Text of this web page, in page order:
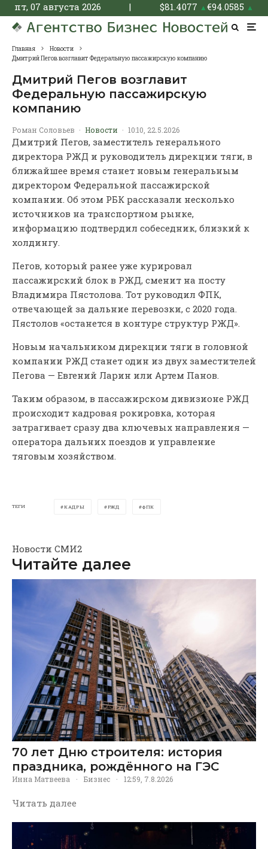
пт, 07 августа 2026 | $81.4077 ▲€94.0585 ▲
Главная
Новости
Дмитрий Пегов возглавит Федеральную пассажирскую компанию
Дмитрий Пегов возглавит
Федеральную пассажирскую
компанию
Роман Соловьев · Новости · 10:10, 22.5.2026
Дмитрий Пегов, заместитель генерального
директора РЖД и руководитель дирекции тяги, в
ближайшее время станет новым генеральным
директором Федеральной пассажирской
компании. Об этом РБК рассказали несколько
источников на транспортном рынке,
информацию подтвердил собеседник, близкий к
холдингу.
Пегов, который ранее уже курировал
пассажирский блок в РЖД, сменит на посту
Владимира Пястолова. Тот руководил ФПК,
отвечающей за дальние перевозки, с 2020 года.
Пястолов «останется в контуре структур РЖД».
Новым начальником дирекции тяги в головной
компании РЖД станет один из двух заместителей
Пегова — Евгений Ларин или Артем Панов.
Таким образом, в пассажирском дивизионе РЖД
происходит кадровая рокировка, которая
затрагивает сразу два ключевых направления —
оператора дальних поездов и управление
тяговым хозяйством.
ТЕГИ КАДРЫ РЖД ФПК
Новости СМИ2
Читайте далее
70 лет Дню строителя: история
праздника, рождённого на ГЭС
Инна Матвеева · Бизнес · 12:59, 7.8.2026
Читать далее